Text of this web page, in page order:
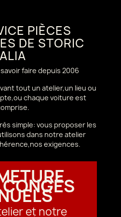
PIÈCES
DE STORIC
faire depuis 2006
tout un atelier,un lieu ou
chaque voiture est
simple: vous proposer les
dans notre atelier
exigences.
et notre